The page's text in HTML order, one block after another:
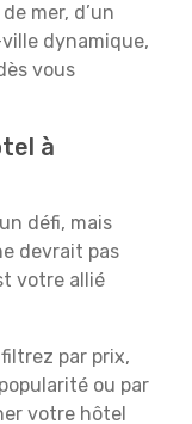
mer, d’un
dynamique,
vous
à
défi, mais
devrait pas
votre allié
filtrez par prix,
ou par
votre hôtel